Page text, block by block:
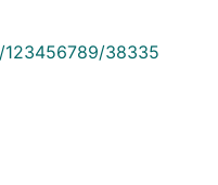
123456789/38335